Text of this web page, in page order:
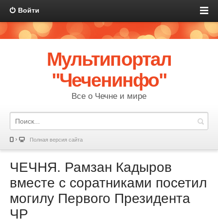
Войти
Мультипортал
"Чеченинфо"
Все о Чечне и мире
Полная версия сайта
ЧЕЧНЯ. Рамзан Кадыров
вместе с соратниками посетил
могилу Первого Президента
ЧР